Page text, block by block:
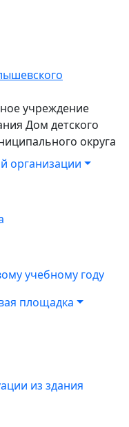
учреждение
Дом детского
округа
организации
учебному году
площадка
из здания